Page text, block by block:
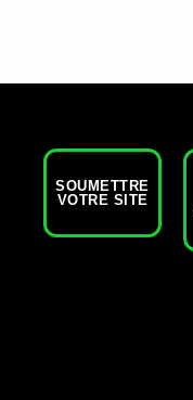
SOUMETTRE
VOTRE SITE